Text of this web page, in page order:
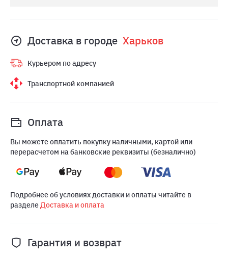
Доставка в городе Харьков
Курьером по адресу
Транспортной компанией
Оплата
Вы можете оплатить покупку наличными, картой или
перерасчетом на банковские реквизиты (безналично)
Подробнее об условиях доставки и оплаты читайте в
разделеДоставка и оплата
Гарантия и возврат